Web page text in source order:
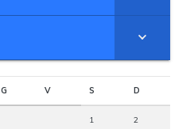
G V S D
1 2